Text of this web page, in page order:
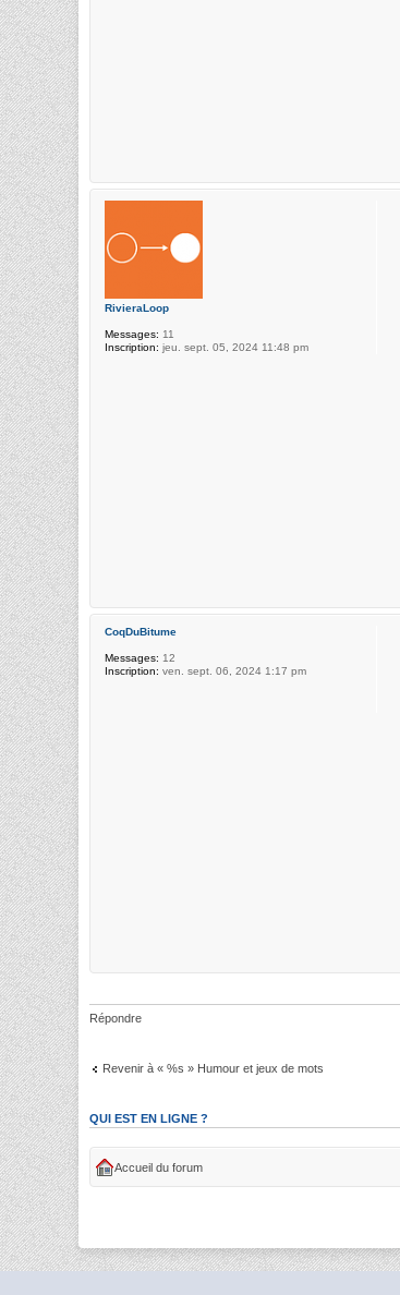
RivieraLoop
Messages: 11
Inscription: jeu. sept. 05, 2024 11:48 pm
CoqDuBitume
Messages: 12
Inscription: ven. sept. 06, 2024 1:17 pm
Répondre
Revenir à « %s » Humour et jeux de mots
QUI EST EN LIGNE ?
Accueil du forum